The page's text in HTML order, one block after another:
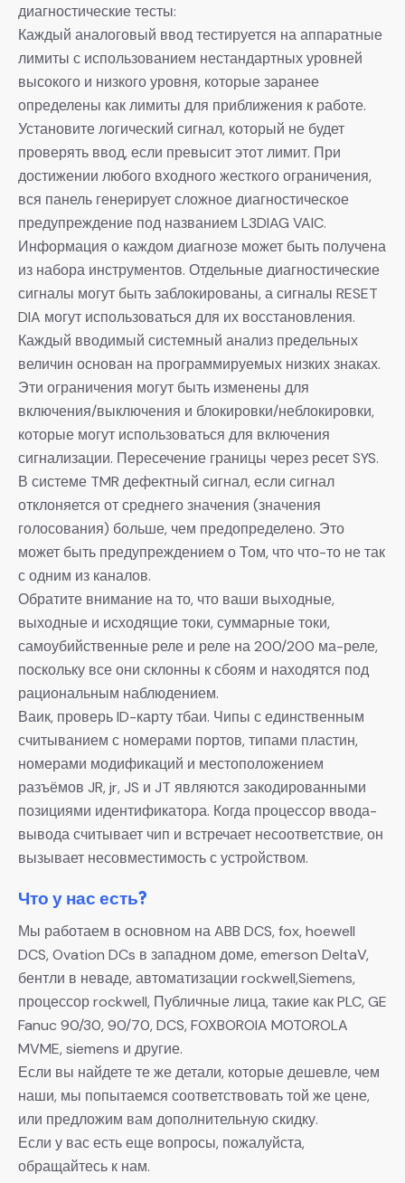
диагностические тесты:
Каждый аналоговый ввод тестируется на аппаратные
лимиты с использованием нестандартных уровней
высокого и низкого уровня, которые заранее
определены как лимиты для приближения к работе.
Установите логический сигнал, который не будет
проверять ввод, если превысит этот лимит. При
достижении любого входного жесткого ограничения,
вся панель генерирует сложное диагностическое
предупреждение под названием L3DIAG VAIC.
Информация о каждом диагнозе может быть получена
из набора инструментов. Отдельные диагностические
сигналы могут быть заблокированы, а сигналы RESET
DIA могут использоваться для их восстановления.
Каждый вводимый системный анализ предельных
величин основан на программируемых низких знаках.
Эти ограничения могут быть изменены для
включения/выключения и блокировки/неблокировки,
которые могут использоваться для включения
сигнализации. Пересечение границы через ресет SYS.
В системе TMR дефектный сигнал, если сигнал
отклоняется от среднего значения (значения
голосования) больше, чем предопределено. Это
может быть предупреждением о Том, что что-то не так
с одним из каналов.
Обратите внимание на то, что ваши выходные,
выходные и исходящие токи, суммарные токи,
самоубийственные реле и реле на 200/200 ма-реле,
поскольку все они склонны к сбоям и находятся под
рациональным наблюдением.
Ваик, проверь ID-карту тбаи. Чипы с единственным
считыванием с номерами портов, типами пластин,
номерами модификаций и местоположением
разъёмов JR, jr, JS и JT являются закодированными
позициями идентификатора. Когда процессор ввода-
вывода считывает чип и встречает несоответствие, он
вызывает несовместимость с устройством.
Что у нас есть?
Мы работаем в основном на ABB DCS, fox, hoewell
DCS, Ovation DCs в западном доме, emerson DeltaV,
бентли в неваде, автоматизации rockwell,Siemens,
процессор rockwell, Публичные лица, такие как PLC, GE
Fanuc 90/30, 90/70, DCS, FOXBOROIA MOTOROLA
MVME, siemens и другие.
Если вы найдете те же детали, которые дешевле, чем
наши, мы попытаемся соответствовать той же цене,
или предложим вам дополнительную скидку.
Если у вас есть еще вопросы, пожалуйста,
обращайтесь к нам.